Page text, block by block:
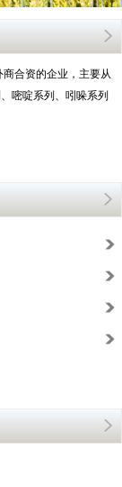
合资的企业，主要从
嘧啶系列、吲哚系列